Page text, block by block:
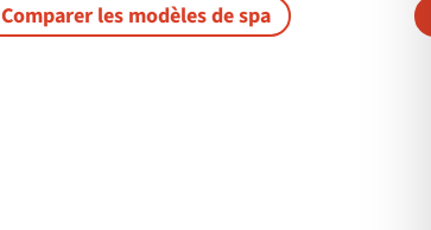
Comparer les modèles de spa